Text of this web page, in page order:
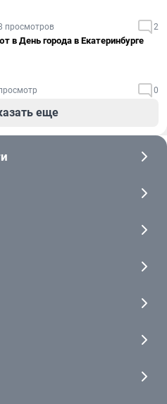
просмотров 2
в День города в Екатеринбурге
0
еще